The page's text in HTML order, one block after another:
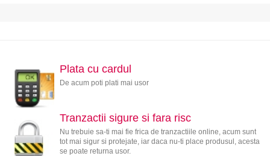
Plata cu cardul
De acum poti plati mai usor
Tranzactii sigure si fara risc
Nu trebuie sa-ti mai fie frica de tranzactiile online, acum sunt
tot mai sigur si protejate, iar daca nu-ti place produsul, acesta
se poate returna usor.